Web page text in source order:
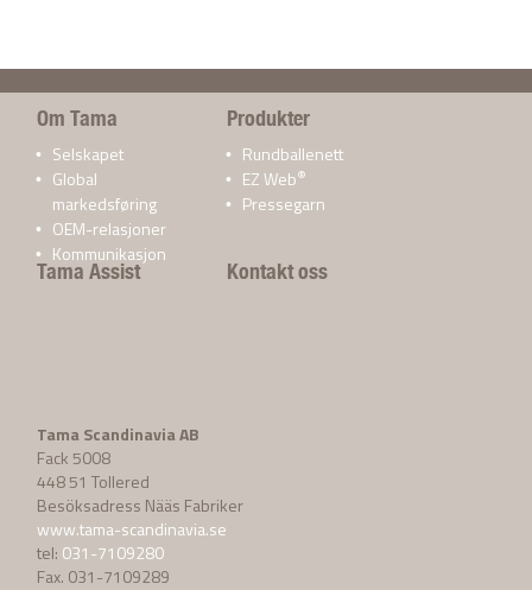
Om Tama
Selskapet
Global
markedsføring
OEM-relasjoner
Kommunikasjon
Produkter
Rundballenett
EZ Web®
Pressegarn
Tama Assist Kontakt oss
Tama Scandinavia AB
Fack 5008
448 51 Tollered
Besöksadress Nääs Fabriker
www.tama-scandinavia.se
tel: 031-7109280
Fax. 031-7109289